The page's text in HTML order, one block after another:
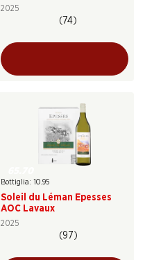
2025
(74)
Bottiglia: 10.95
Soleil du Léman Epesses
AOC Lavaux
2025
(97)